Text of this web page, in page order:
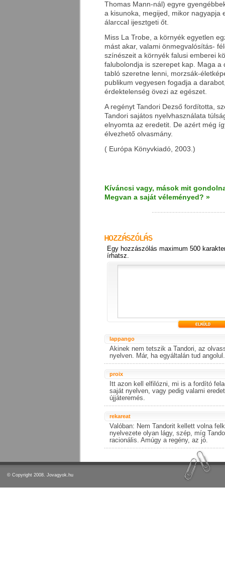
Thomas Mann-nál) egyre
a kisunoka, megijed, mikor nagyapja
álarccal ijesztgeti őt.
Miss La Trobe, a környék egyetlen
mást akar, valami önmegvalósítás-
színészeit a környék falusi emberei
falubolondja is szerepet kap. Maga a
tabló szeretne lenni, morzsák-
publikum vegyesen fogadja a
érdektelenség övezi az egészet.
A regényt Tandori Dezső fordította,
Tandori sajátos nyelvhasználata
elnyomta az eredetit. De azért még
élvezhető olvasmány.
( Európa Könyvkiadó, 2003.)
Kíváncsi vagy, mások mit
Megvan a saját véleményed? »
Egy hozzászólás maximum 500
írhatsz.
lappango
Akinek nem tetszik a Tandori, az
nyelven. Már, ha egyáltalán tud
proix
Itt azon kell elfilózni, mi is a fordító
saját nyelven, vagy pedig valami
újjáteremés.
rekareat
Valóban: Nem Tandorit kellett volna
nyelvezete olyan lágy, szép, míg
racionális. Amúgy a regény, az jó.
© Copyright 2008. Jovagyok.hu